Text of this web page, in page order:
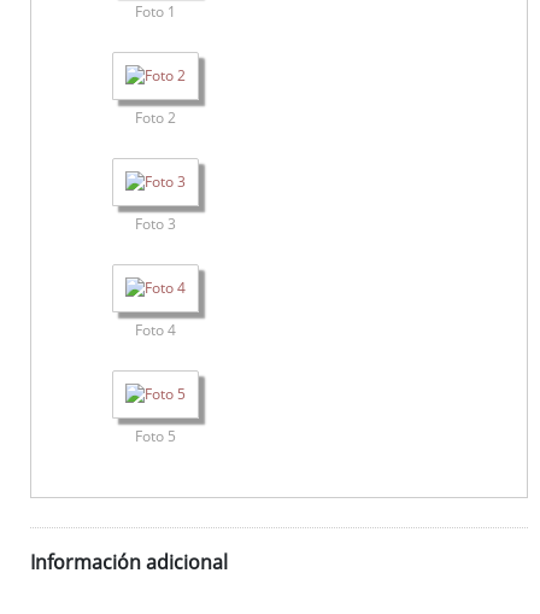
Foto 1
Foto 2
Foto 3
Foto 4
Foto 5
Información adicional